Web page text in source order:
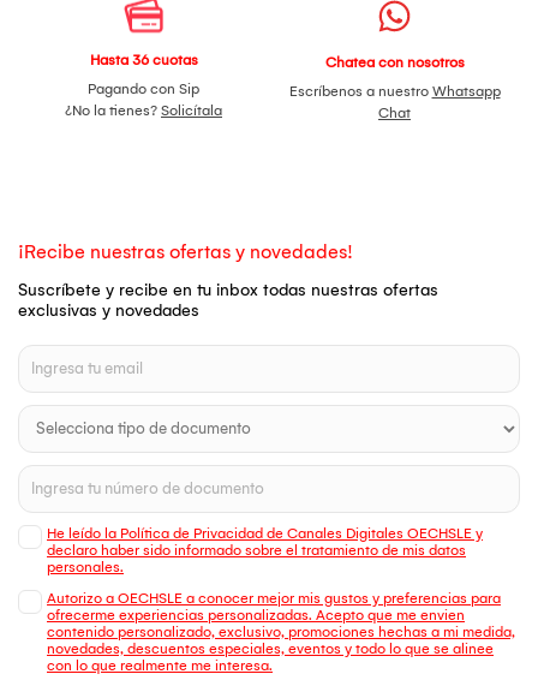
Hasta 36 cuotas
Pagando con Sip
¿No la tienes? Solicítala
Chatea con nosotros
Escríbenos a nuestro Whatsapp
Chat
¡Recibe nuestras ofertas y novedades!
Suscríbete y recibe en tu inbox todas nuestras ofertas
exclusivas y novedades
He leído la Política de Privacidad de Canales Digitales OECHSLE y
declaro haber sido informado sobre el tratamiento de mis datos
personales.
Autorizo a OECHSLE a conocer mejor mis gustos y preferencias para
ofrecerme experiencias personalizadas. Acepto que me envien
contenido personalizado, exclusivo, promociones hechas a mi medida,
novedades, descuentos especiales, eventos y todo lo que se alinee
con lo que realmente me interesa.